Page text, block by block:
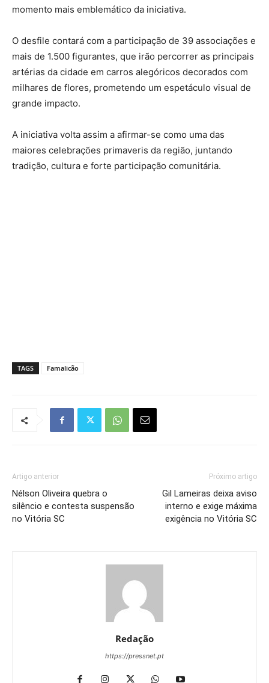
momento mais emblemático da iniciativa.
O desfile contará com a participação de 39 associações e
mais de 1.500 figurantes, que irão percorrer as principais
artérias da cidade em carros alegóricos decorados com
milhares de flores, prometendo um espetáculo visual de
grande impacto.
A iniciativa volta assim a afirmar-se como uma das
maiores celebrações primaveris da região, juntando
tradição, cultura e forte participação comunitária.
TAGS Famalicão
Artigo anterior
Nélson Oliveira quebra o
silêncio e contesta suspensão
no Vitória SC
Próximo artigo
Gil Lameiras deixa aviso
interno e exige máxima
exigência no Vitória SC
Redação
https://pressnet.pt